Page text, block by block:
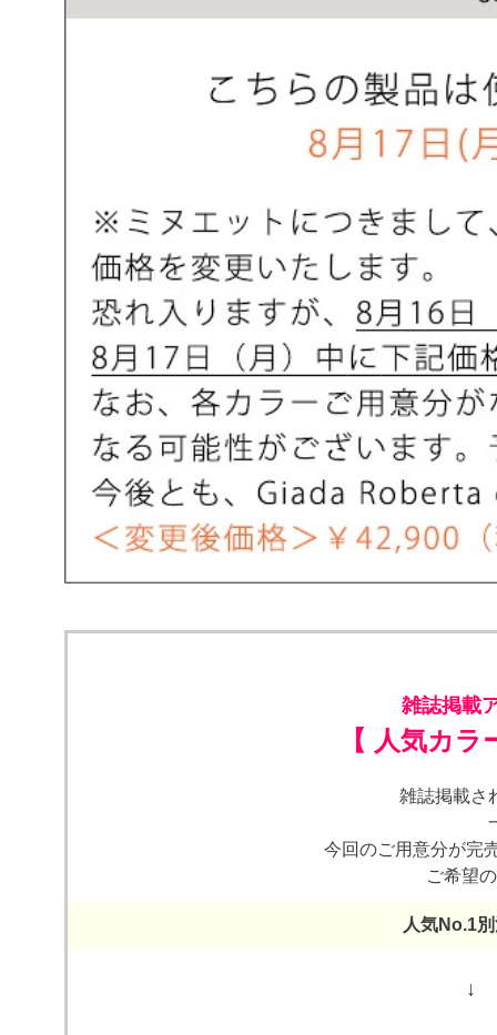
雑誌掲載
【 人気カ
雑誌掲載さ
今回のご用意分が完
ご希望
人気No.1
↓